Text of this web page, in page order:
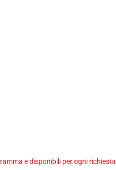
e disponibili per ogni richiesta